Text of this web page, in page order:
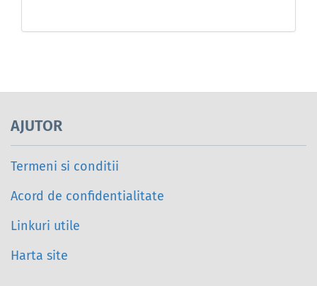
AJUTOR
Termeni si conditii
Acord de confidentialitate
Linkuri utile
Harta site